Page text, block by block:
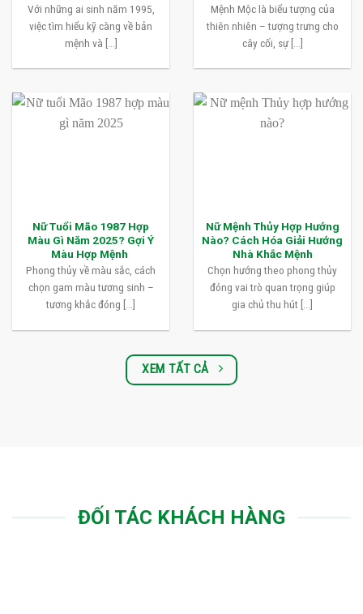
Với những ai sinh năm 1995,
việc tìm hiểu kỹ càng về bản
mệnh và [...]
Mệnh Mộc là biểu tượng của
thiên nhiên – tượng trưng cho
cây cối, sự [...]
Nữ Tuổi Mão 1987 Hợp
Màu Gì Năm 2025? Gợi Ý
Màu Hợp Mệnh
Phong thủy về màu sắc, cách
chọn gam màu tương sinh –
tương khắc đóng [...]
Nữ Mệnh Thủy Hợp Hướng
Nào? Cách Hóa Giải Hướng
Nhà Khắc Mệnh
Chọn hướng theo phong thủy
đóng vai trò quan trọng giúp
gia chủ thu hút [...]
XEM TẤT CẢ
ĐỐI TÁC KHÁCH HÀNG